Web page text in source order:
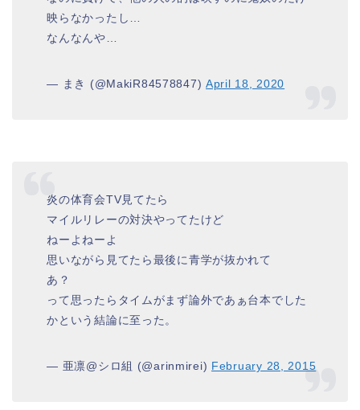
映らなかったし…
なんなんや…
— まき (@MakiR84578847)April 18, 2020
炎の体育会TV見てたら
マイルリレーの対決やってたけど
ねーよねーよ
思いながら見てたら最後に青学が抜かれて
あ？
って思ったらタイムがまず論外であぁ台本でした
かという結論に至った。
— 亜凛@シロ組 (@arinmirei) February 28, 2015